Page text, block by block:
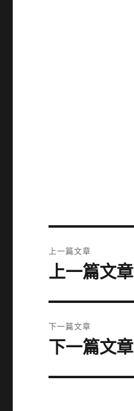
章
上一篇文章
上
篇
文
章:
上一篇文章
下一篇文章
下
篇
下一篇文章